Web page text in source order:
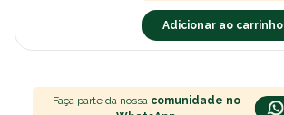
Adicionar ao carrinho
Faça parte da nossa comunidade no